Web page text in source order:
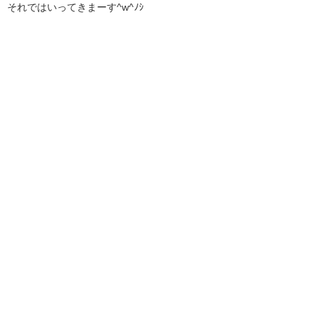
それではいってきまーす^w^ﾉｼ